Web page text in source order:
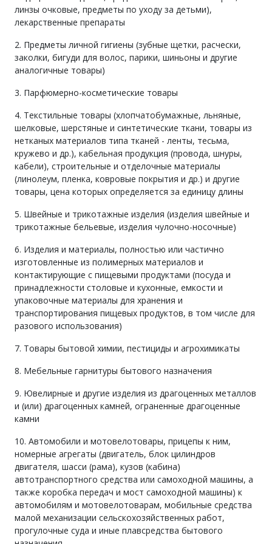
линзы очковые, предметы по уходу за детьми),
лекарственные препараты
2. Предметы личной гигиены (зубные щетки, расчески,
заколки, бигуди для волос, парики, шиньоны и другие
аналогичные товары)
3. Парфюмерно-косметические товары
4. Текстильные товары (хлопчатобумажные, льняные,
шелковые, шерстяные и синтетические ткани, товары из
нетканых материалов типа тканей - ленты, тесьма,
кружево и др.), кабельная продукция (провода, шнуры,
кабели), строительные и отделочные материалы
(линолеум, пленка, ковровые покрытия и др.) и другие
товары, цена которых определяется за единицу длины
5. Швейные и трикотажные изделия (изделия швейные и
трикотажные бельевые, изделия чулочно-носочные)
6. Изделия и материалы, полностью или частично
изготовленные из полимерных материалов и
контактирующие с пищевыми продуктами (посуда и
принадлежности столовые и кухонные, емкости и
упаковочные материалы для хранения и
транспортирования пищевых продуктов, в том числе для
разового использования)
7. Товары бытовой химии, пестициды и агрохимикаты
8. Мебельные гарнитуры бытового назначения
9. Ювелирные и другие изделия из драгоценных металлов
и (или) драгоценных камней, ограненные драгоценные
камни
10. Автомобили и мотовелотовары, прицепы к ним,
номерные агрегаты (двигатель, блок цилиндров
двигателя, шасси (рама), кузов (кабина)
автотранспортного средства или самоходной машины, а
также коробка передач и мост самоходной машины) к
автомобилям и мотовелотоварам, мобильные средства
малой механизации сельскохозяйственных работ,
прогулочные суда и иные плавсредства бытового